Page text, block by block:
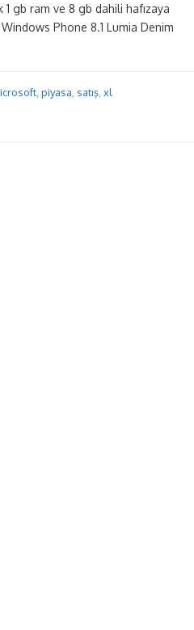
gb ram ve 8 gb dahili hafızaya
Phone 8.1 Lumia Denim
, piyasa satış, xl